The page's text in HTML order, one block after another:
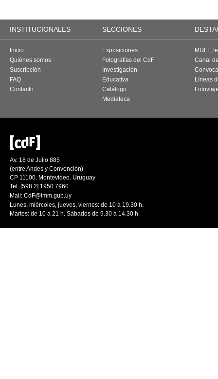
INSTITUCIONALES SECCIONES
Inicio
Quiénes somos
Suscripción
FAQ
Contacto
Exposiciones
Fotografías del CdF
Investigación
Educativa
Catálogo
Mediateca
MUFF,
Canal
Líneas
Av. 18 de Julio 885
(entre Andes y Convención)
CP 11100. Montevideo. Uruguay
Tel: [598 2] 1950 7960
Mail: CdF@imm.gub.uy
Lunes, miércoles, jueves, viernes: de 10 a 19.30 h.
Martes: de 10 a 21 h. Sábados de 9.30 a 14.30 h.